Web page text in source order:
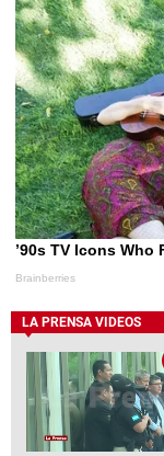
LA PRENSA VIDEOS